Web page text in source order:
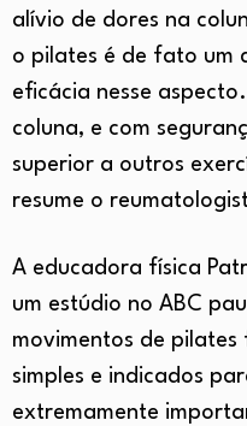
alívio de dores na
o pilates é de fato um
eficácia nesse
coluna, e com
superior a outros
resume o
A educadora física
um estúdio no ABC
movimentos de pilates
simples e indicados
extremamente